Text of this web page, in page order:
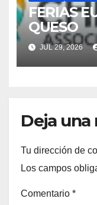
FERIAS
QUESO
JUL 29, 2026
Deja una
Tu dirección de
Los campos
Comentario *